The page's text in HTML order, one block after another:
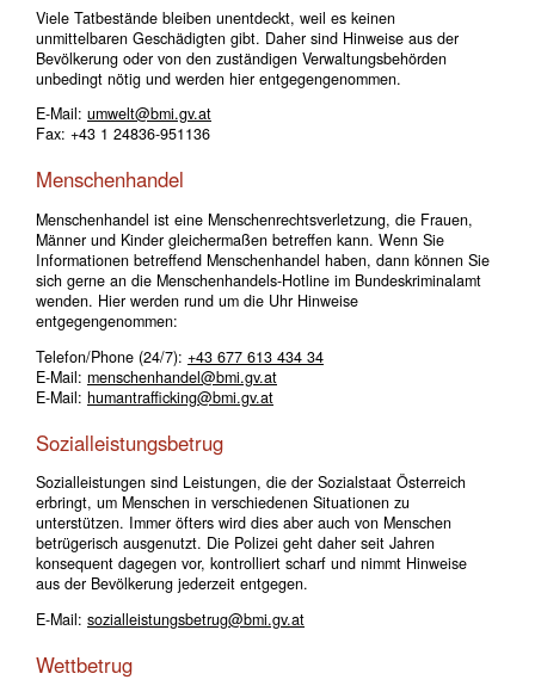
Viele Tatbestände bleiben unentdeckt, weil es keinen
unmittelbaren Geschädigten gibt. Daher sind Hinweise aus der
Bevölkerung oder von den zuständigen Verwaltungsbehörden
unbedingt nötig und werden hier entgegengenommen.
E-Mail: umwelt@bmi.gv.at
Fax: +43 1 24836-951136
Menschenhandel
Menschenhandel ist eine Menschenrechtsverletzung, die Frauen,
Männer und Kinder gleichermaßen betreffen kann. Wenn Sie
Informationen betreffend Menschenhandel haben, dann können Sie
sich gerne an die Menschenhandels-Hotline im Bundeskriminalamt
wenden. Hier werden rund um die Uhr Hinweise
entgegengenommen:
Telefon/Phone (24/7): +43 677 613 434 34
E-Mail: menschenhandel@bmi.gv.at
E-Mail: humantrafficking@bmi.gv.at
Sozialleistungsbetrug
Sozialleistungen sind Leistungen, die der Sozialstaat Österreich
erbringt, um Menschen in verschiedenen Situationen zu
unterstützen. Immer öfters wird dies aber auch von Menschen
betrügerisch ausgenutzt. Die Polizei geht daher seit Jahren
konsequent dagegen vor, kontrolliert scharf und nimmt Hinweise
aus der Bevölkerung jederzeit entgegen.
E-Mail: sozialleistungsbetrug@bmi.gv.at
Wettbetrug